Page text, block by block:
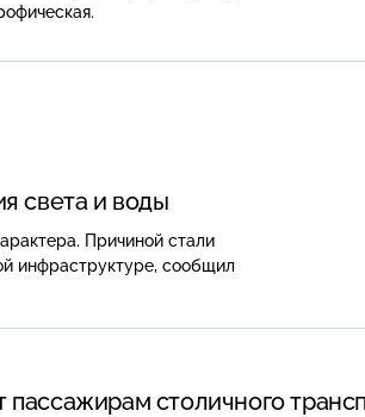
света и воды
Причиной стали
инфраструктуре, сообщил
столичного